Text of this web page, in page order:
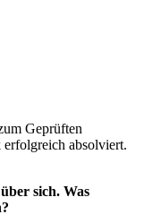
Geprüften
absolviert.
sich. Was